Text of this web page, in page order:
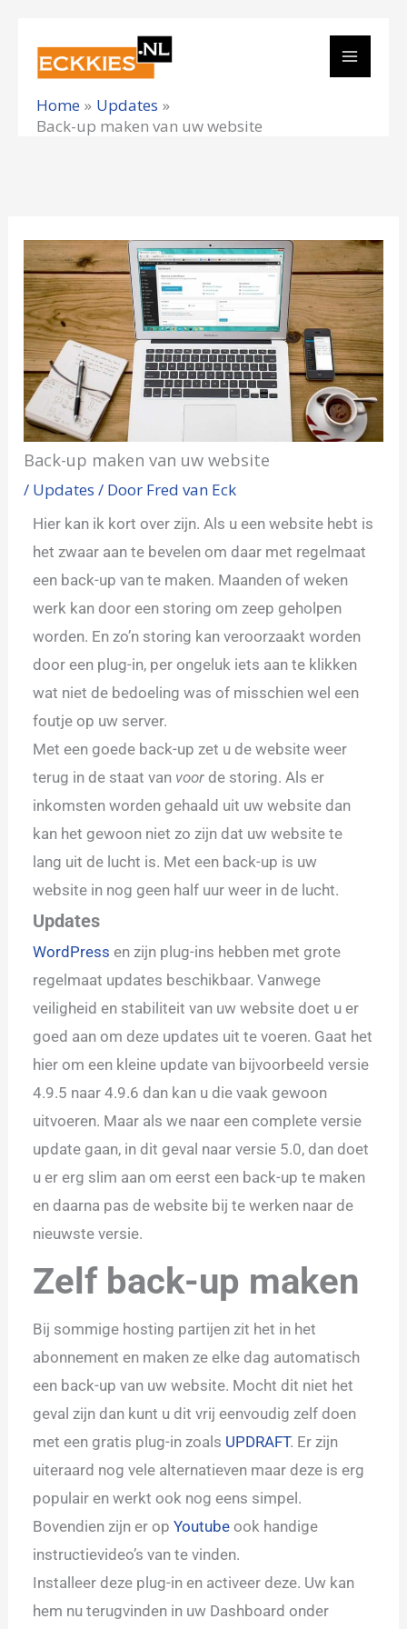
inhoud
Home
Updates
Back-up maken van uw website
Back-up maken van uw website
/ Updates / Door Fred van Eck
Hier kan ik kort over zijn. Als u een website hebt is
het zwaar aan te bevelen om daar met regelmaat
een back-up van te maken. Maanden of weken
werk kan door een storing om zeep geholpen
worden. En zo’n storing kan veroorzaakt worden
door een plug-in, per ongeluk iets aan te klikken
wat niet de bedoeling was of misschien wel een
foutje op uw server.
Met een goede back-up zet u de website weer
terug in de staat van voor de storing. Als er
inkomsten worden gehaald uit uw website dan
kan het gewoon niet zo zijn dat uw website te
lang uit de lucht is. Met een back-up is uw
website in nog geen half uur weer in de lucht.
Updates
WordPress en zijn plug-ins hebben met grote
regelmaat updates beschikbaar. Vanwege
veiligheid en stabiliteit van uw website doet u er
goed aan om deze updates uit te voeren. Gaat het
hier om een kleine update van bijvoorbeeld versie
4.9.5 naar 4.9.6 dan kan u die vaak gewoon
uitvoeren. Maar als we naar een complete versie
update gaan, in dit geval naar versie 5.0, dan doet
u er erg slim aan om eerst een back-up te maken
en daarna pas de website bij te werken naar de
nieuwste versie.
Zelf back-up maken
Bij sommige hosting partijen zit het in het
abonnement en maken ze elke dag automatisch
een back-up van uw website. Mocht dit niet het
geval zijn dan kunt u dit vrij eenvoudig zelf doen
met een gratis plug-in zoals UPDRAFT. Er zijn
uiteraard nog vele alternatieven maar deze is erg
populair en werkt ook nog eens simpel.
Bovendien zijn er opYoutube ook handige
instructievideo’s van te vinden.
Installeer deze plug-in en activeer deze. Uw kan
hem nu terugvinden in uw Dashboard onder